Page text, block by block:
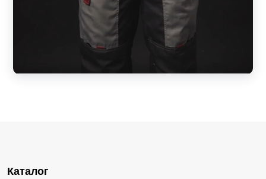
Каталог